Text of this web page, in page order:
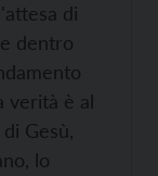
di
dentro
verità è al
Gesù,
lo